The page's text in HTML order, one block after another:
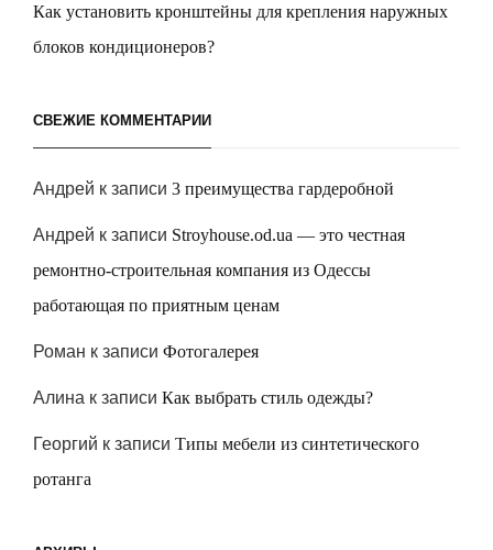
Как установить кронштейны для крепления наружных
блоков кондиционеров?
СВЕЖИЕ КОММЕНТАРИИ
Андрей к записи 3 преимущества гардеробной
Андрей к записи Stroyhouse.od.ua — это честная
ремонтно-строительная компания из Одессы
работающая по приятным ценам
Роман к записи Фотогалерея
Алина к записи Как выбрать стиль одежды?
Георгий к записи Типы мебели из синтетического
ротанга